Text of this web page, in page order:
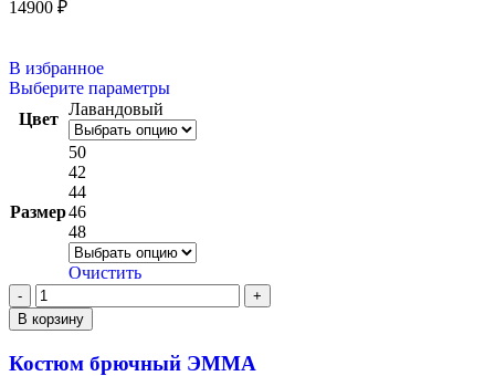
14900 ₽
В избранное
Выберите параметры
Цвет
Лавандовый
Размер
50
42
44
46
48
Очистить
В корзину
Костюм брючный ЭММА